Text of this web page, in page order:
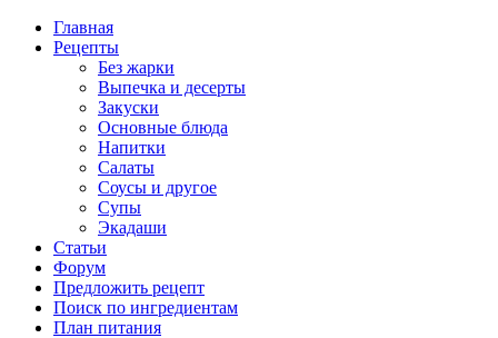
Главная
Рецепты
Без жарки
Выпечка и десерты
Закуски
Основные блюда
Напитки
Салаты
Соусы и другое
Супы
Экадаши
Статьи
Форум
Предложить рецепт
Поиск по ингредиентам
План питания